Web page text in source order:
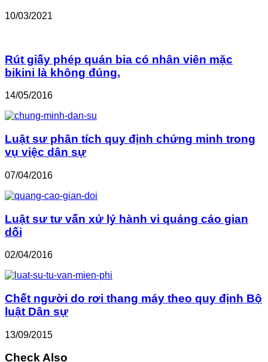
10/03/2021
Rút giấy phép quán bia có nhân viên mặc
bikini là không đúng.
14/05/2016
Luật sư phân tích quy định chứng minh trong
vụ việc dân sự
07/04/2016
Luật sư tư vấn xử lý hành vi quảng cáo gian
dối
02/04/2016
Chết người do rơi thang máy theo quy định Bộ
luật Dân sự
13/09/2015
Check Also